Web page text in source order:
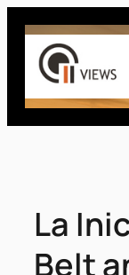
Saltar
contenido
La
Belt